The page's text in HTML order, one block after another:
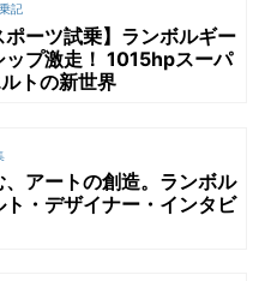
記
ポーツ試乗】ランボルギー
ップ激走！ 1015hpスーパ
トの新世界
アートの創造。ランボル
・デザイナー・インタビ